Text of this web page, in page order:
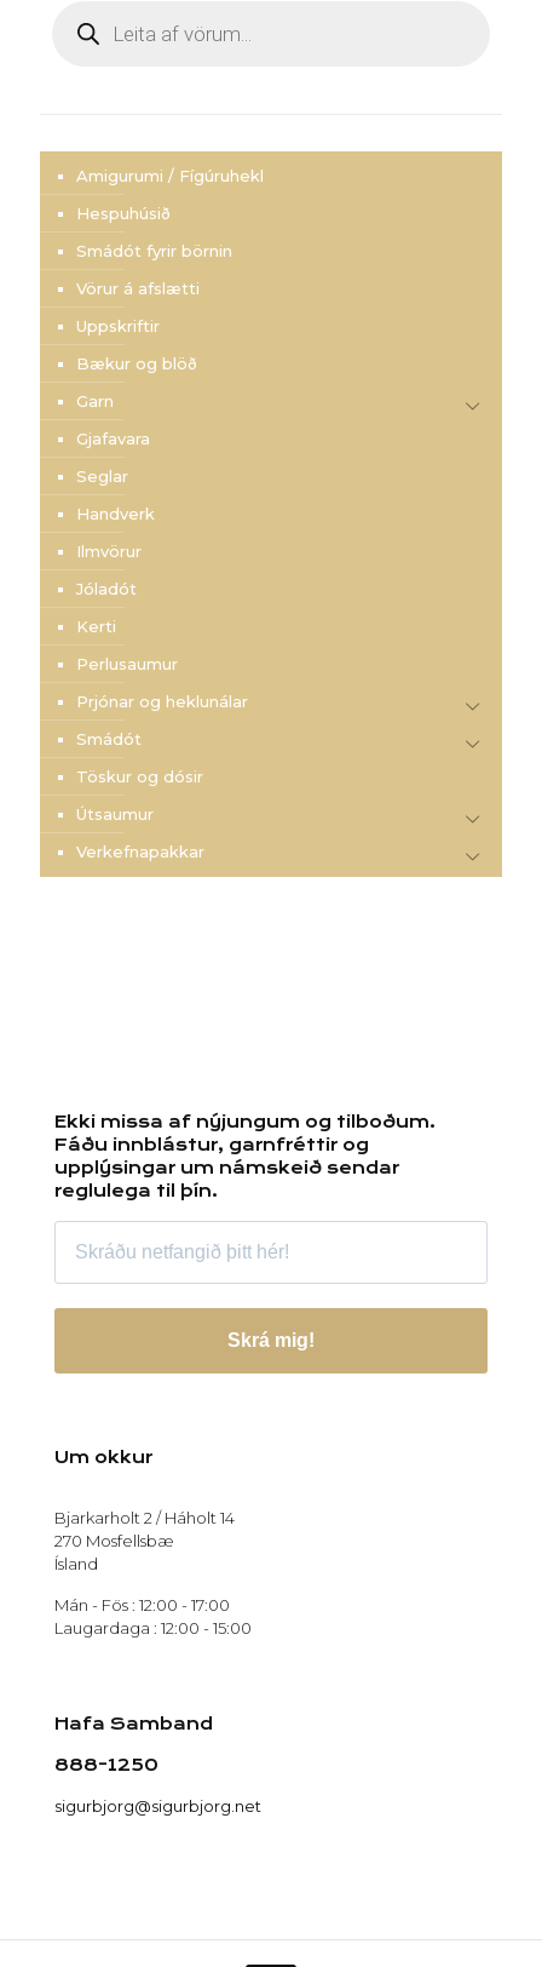
search
Amigurumi / Fígúruhekl
Hespuhúsið
Smádót fyrir börnin
Vörur á afslætti
Uppskriftir
Bækur og blöð
Garn
Gjafavara
Seglar
Handverk
Ilmvörur
Jóladót
Kerti
Perlusaumur
Prjónar og heklunálar
Smádót
Töskur og dósir
Útsaumur
Verkefnapakkar
Ekki missa af nýjungum og tilboðum.
Fáðu innblástur, garnfréttir og
upplýsingar um námskeið sendar
reglulega til þín.
Skrá mig!
Um okkur
Bjarkarholt 2 / Háholt 14
270 Mosfellsbæ
Ísland
Mán - Fös : 12:00 - 17:00
Laugardaga : 12:00 - 15:00
Hafa Samband
888-1250
sigurbjorg@sigurbjorg.net